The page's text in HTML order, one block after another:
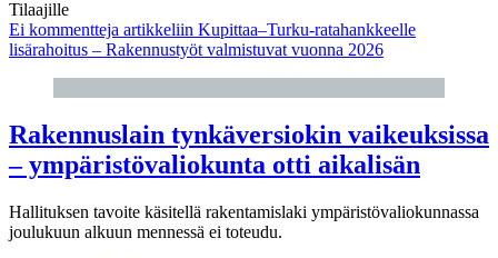
Tilaajille
Ei kommentteja artikkeliin Kupittaa–Turku-ratahankkeelle
lisärahoitus – Rakennustyöt valmistuvat vuonna 2026
Rakennuslain tynkäversiokin vaikeuksissa
– ympäristövaliokunta otti aikalisän
Hallituksen tavoite käsitellä rakentamislaki ympäristövaliokunnassa
joulukuun alkuun mennessä ei toteudu.